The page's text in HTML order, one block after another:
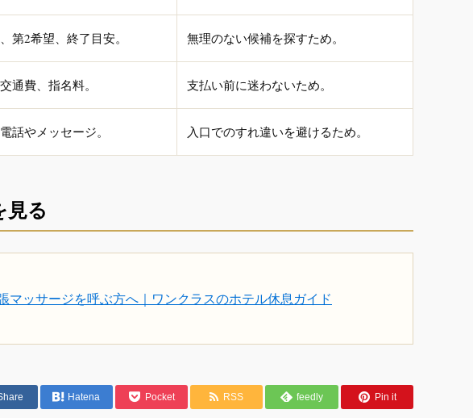
第2希望、終了目安。 無理のない候補を探すため。
通費、指名料。 支払い前に迷わないため。
話やメッセージ。 入口でのすれ違いを避けるため。
見る
マッサージを呼ぶ方へ｜ワンクラスのホテル休息ガイド
Hatena Pocket RSS feedly Pin it